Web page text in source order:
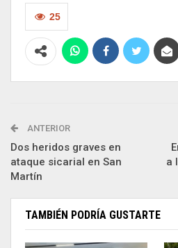
25
ANTERIOR
Dos heridos graves en
ataque sicarial en San
Martín
a
TAMBIÉN PODRÍA GUSTARTE